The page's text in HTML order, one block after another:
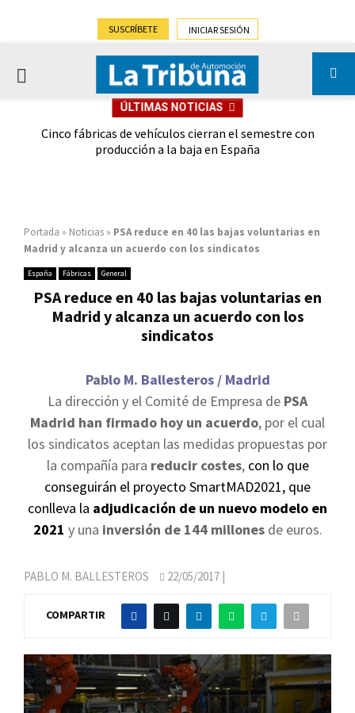
SUSCRÍBETE INICIAR SESIÓN
PRIMARY
ÚLTIMAS NOTICIAS
Cinco fábricas de vehículos cierran el semestre con
producción a la baja en España
Portada » Noticias » PSA reduce en 40 las bajas voluntarias en
Madrid y alcanza un acuerdo con los sindicatos
España Fábricas General
PSA reduce en 40 las bajas voluntarias en
Madrid y alcanza un acuerdo con los
sindicatos
Pablo M. Ballesteros / Madrid
La dirección y el Comité de Empresa de PSA
Madrid han firmado hoy un acuerdo, por el cual
los sindicatos aceptan las medidas propuestas por
la compañía para reducir costes, con lo que
conseguirán el proyecto SmartMAD2021, que
conlleva la adjudicación de un nuevo modelo en
2021 y una inversión de 144 millonesde euros.
PABLO M. BALLESTEROS 22/05/2017 |
COMPARTIR